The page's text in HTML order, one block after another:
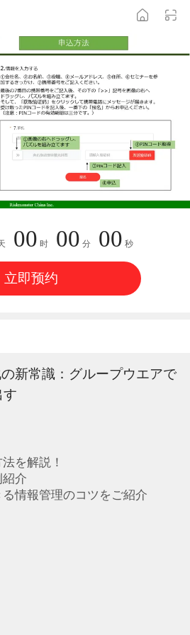
00 时 00 分 00 秒
立即预约
新常識：グループウエアで
を解説！
紹介
る情報管理のコツをご紹介